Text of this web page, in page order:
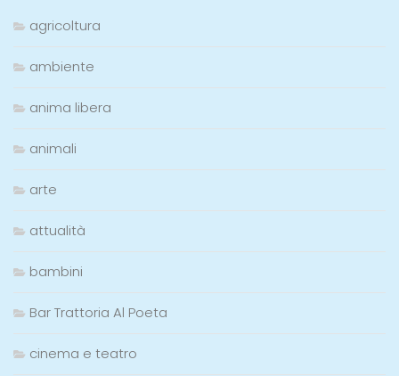
agricoltura
ambiente
anima libera
animali
arte
attualità
bambini
Bar Trattoria Al Poeta
cinema e teatro